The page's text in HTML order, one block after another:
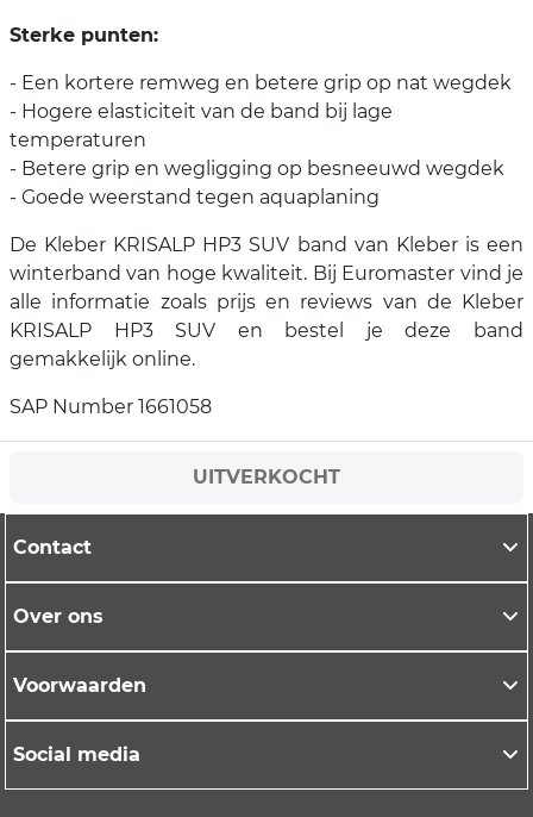
Sterke punten:
- Een kortere remweg en betere grip op nat wegdek
- Hogere elasticiteit van de band bij lage
temperaturen
- Betere grip en wegligging op besneeuwd wegdek
- Goede weerstand tegen aquaplaning
De Kleber KRISALP HP3 SUV band van Kleber is een
winterband van hoge kwaliteit. Bij Euromaster vind je
alle informatie zoals prijs en reviews van de Kleber
KRISALP HP3 SUV en bestel je deze band
gemakkelijk online.
SAP Number 1661058
UITVERKOCHT
Contact
Over ons
Voorwaarden
Social media